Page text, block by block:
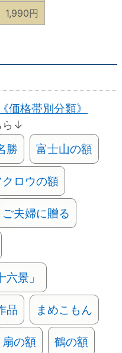
1,990円
格帯別分類》
ら↓
勝 富士山の額
クロウの額
ご夫婦に贈る
景」
品 まめこもん
扇の額 鶴の額